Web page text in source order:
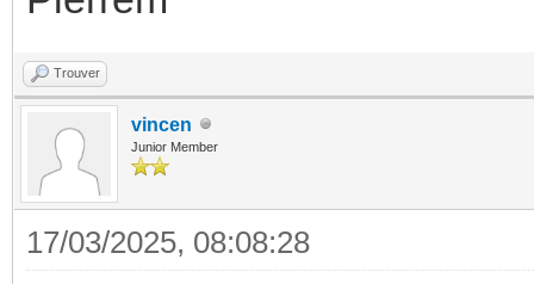
Trouver
vincen
Junior Member
17/03/2025, 08:08:28